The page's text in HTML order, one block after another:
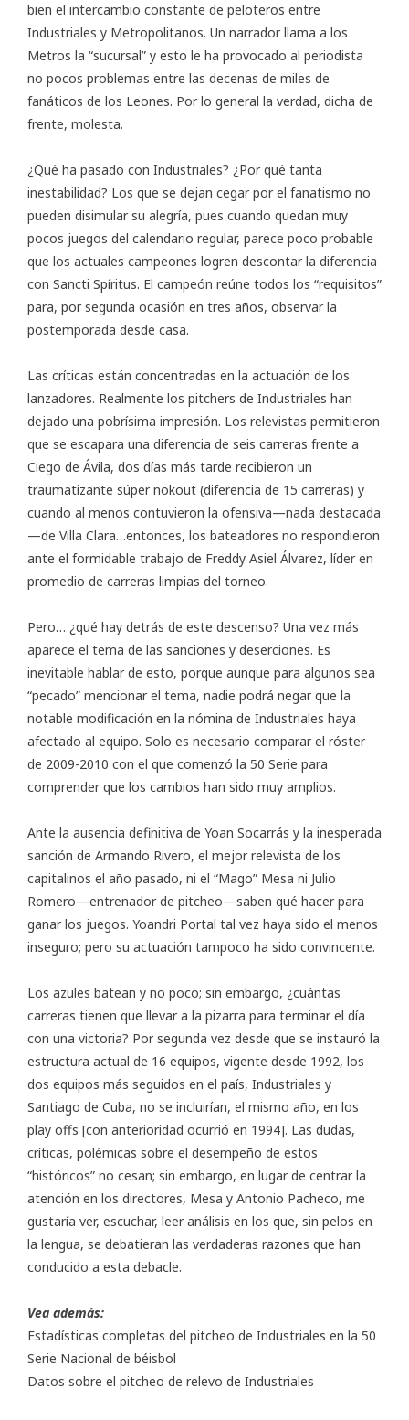
bien el intercambio constante de peloteros entre
Industriales y Metropolitanos. Un narrador llama a los
Metros la “sucursal” y esto le ha provocado al periodista
no pocos problemas entre las decenas de miles de
fanáticos de los Leones. Por lo general la verdad, dicha de
frente, molesta.
¿Qué ha pasado con Industriales? ¿Por qué tanta
inestabilidad? Los que se dejan cegar por el fanatismo no
pueden disimular su alegría, pues cuando quedan muy
pocos juegos del calendario regular, parece poco probable
que los actuales campeones logren descontar la diferencia
con Sancti Spíritus. El campeón reúne todos los “requisitos”
para, por segunda ocasión en tres años, observar la
postemporada desde casa.
Las críticas están concentradas en la actuación de los
lanzadores. Realmente los pitchers de Industriales han
dejado una pobrísima impresión. Los relevistas permitieron
que se escapara una diferencia de seis carreras frente a
Ciego de Ávila, dos días más tarde recibieron un
traumatizante súper nokout (diferencia de 15 carreras) y
cuando al menos contuvieron la ofensiva—nada destacada
—de Villa Clara…entonces, los bateadores no respondieron
ante el formidable trabajo de Freddy Asiel Álvarez, líder en
promedio de carreras limpias del torneo.
Pero… ¿qué hay detrás de este descenso? Una vez más
aparece el tema de las sanciones y deserciones. Es
inevitable hablar de esto, porque aunque para algunos sea
“pecado” mencionar el tema, nadie podrá negar que la
notable modificación en la nómina de Industriales haya
afectado al equipo. Solo es necesario comparar el róster
de 2009-2010 con el que comenzó la 50 Serie para
comprender que los cambios han sido muy amplios.
Ante la ausencia definitiva de Yoan Socarrás y la inesperada
sanción de Armando Rivero, el mejor relevista de los
capitalinos el año pasado, ni el “Mago” Mesa ni Julio
Romero—entrenador de pitcheo—saben qué hacer para
ganar los juegos. Yoandri Portal tal vez haya sido el menos
inseguro; pero su actuación tampoco ha sido convincente.
Los azules batean y no poco; sin embargo, ¿cuántas
carreras tienen que llevar a la pizarra para terminar el día
con una victoria? Por segunda vez desde que se instauró la
estructura actual de 16 equipos, vigente desde 1992, los
dos equipos más seguidos en el país, Industriales y
Santiago de Cuba, no se incluirían, el mismo año, en los
play offs [con anterioridad ocurrió en 1994]. Las dudas,
críticas, polémicas sobre el desempeño de estos
“históricos” no cesan; sin embargo, en lugar de centrar la
atención en los directores, Mesa y Antonio Pacheco, me
gustaría ver, escuchar, leer análisis en los que, sin pelos en
la lengua, se debatieran las verdaderas razones que han
conducido a esta debacle.
Vea además:
Estadísticas completas del pitcheo de Industriales en la 50
Serie Nacional de béisbol
Datos sobre el pitcheo de relevo de Industriales